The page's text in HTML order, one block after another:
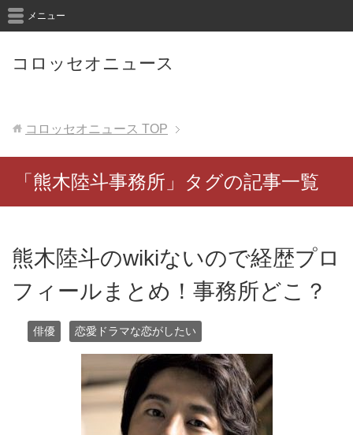
コロッセオニュース
メニュー
コロッセオニュース TOP
「熊木陸斗事務所」タグの記事一覧
熊木陸斗のwikiないので経歴プロ
フィールまとめ！事務所どこ？
俳優 恋愛ドラマな恋がしたい